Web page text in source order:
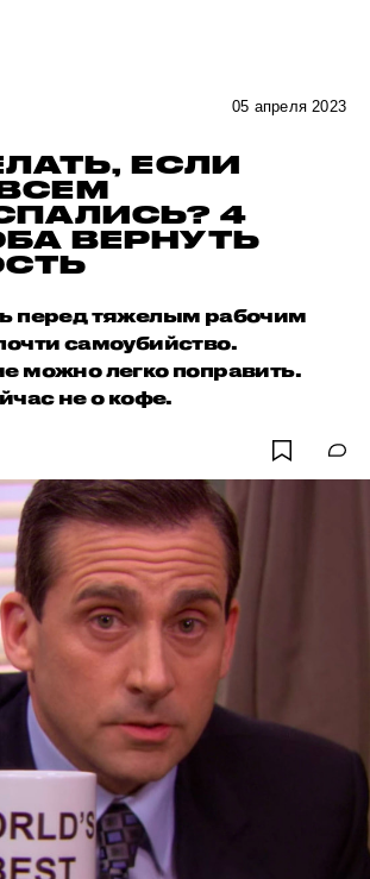
05 апреля 2023
ЕСЛИ
4
ВЕРНУТЬ
перед тяжелым рабочим
самоубийство.
можно легко поправить.
не о кофе.